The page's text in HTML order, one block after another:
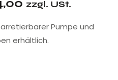
zzgl. USt.
Pumpe und
erhältlich.